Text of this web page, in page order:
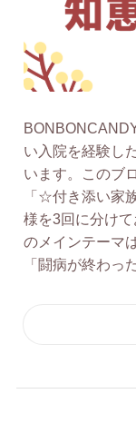
い入院を経験し
います。このブ
「☆付き添い家
様を3回に分け
のメインテーマ
「闘病が終わっ